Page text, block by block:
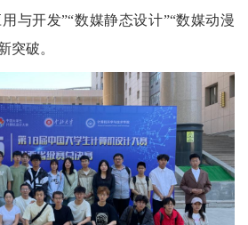
与开发”“数媒静态设计”“数媒动漫
突破。